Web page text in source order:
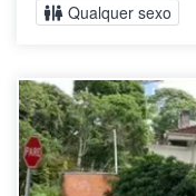
Qualquer sexo